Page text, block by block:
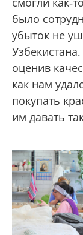
смогли как-
было
убыток не
оценив
как нам
покупать
им давать